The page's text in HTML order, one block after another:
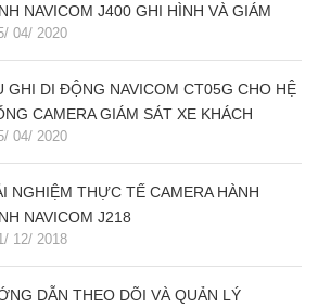
NAVICOM J400 GHI HÌNH VÀ GIÁM
TRỰC TUYẾN ĐỒNG THỜI 2 KÊNH
04/ 2020
GHI DI ĐỘNG NAVICOM CT05G CHO HỆ
CAMERA GIÁM SÁT XE KHÁCH
04/ 2020
NGHIỆM THỰC TẾ CAMERA HÀNH
NAVICOM J218
12/ 2018
DẪN THEO DÕI VÀ QUẢN LÝ